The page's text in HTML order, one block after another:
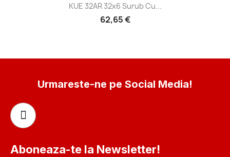
KUE 32AR 32x6 Surub Cu...
62,65 €
Urmareste-ne pe Social Media!
Aboneaza-te la Newsletter!